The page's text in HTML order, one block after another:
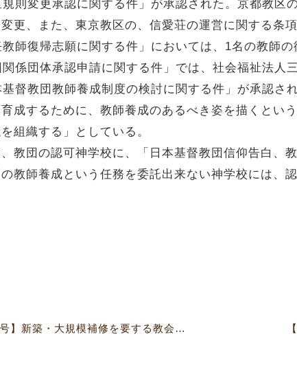
則変更承認に関する件」が承認された。京都教区
更、また、東京教区の、信愛荘の運営に関する条
師復帰志願に関する件」においては、1名の教師の
係団体承認申請に関する件」では、社会福祉法人
督教団教師養成制度の検討に関する件」が承認さ
成するために、教師養成のあるべき姿を描くとい
組織する」としている。
教団の認可神学校に、「日本基督教団信仰告白、
教師養成という任務を委託出来ない神学校には、
【4729・4730号】新築・大規模補修を要する教会多数